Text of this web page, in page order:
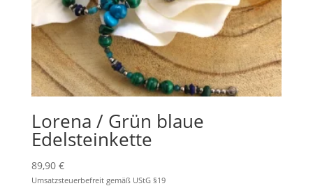
Lorena / Grün blaue
Edelsteinkette
89,90 €
Umsatzsteuerbefreit gemäß UStG §19